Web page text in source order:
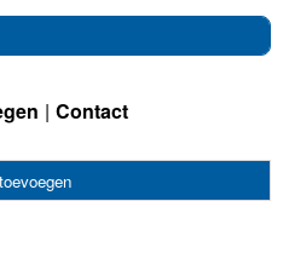
Contact